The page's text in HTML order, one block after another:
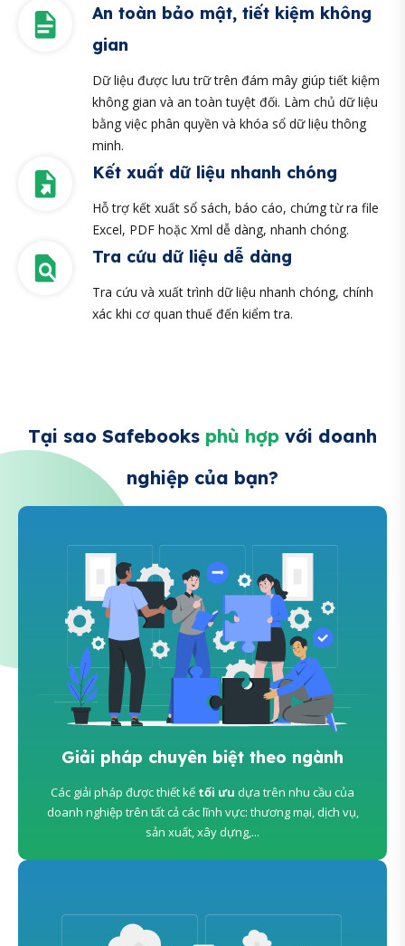
An toàn bảo mật, tiết kiệm không
gian
Dữ liệu được lưu trữ trên đám mây giúp tiết kiệm
không gian và an toàn tuyệt đối. Làm chủ dữ liệu
bằng việc phân quyền và khóa sổ dữ liệu thông
minh.
Kết xuất dữ liệu nhanh chóng
Hỗ trợ kết xuất sổ sách, báo cáo, chứng từ ra file
Excel, PDF hoặc Xml dễ dàng, nhanh chóng.
Tra cứu dữ liệu dễ dàng
Tra cứu và xuất trình dữ liệu nhanh chóng, chính
xác khi cơ quan thuế đến kiểm tra.
Tại sao Safebooks phù hợp với doanh
nghiệp của bạn?
Giải pháp chuyên biệt theo ngành
Các giải pháp được thiết kế tối ưu dựa trên nhu cầu của
doanh nghiệp trên tất cả các lĩnh vực: thương mại, dịch vụ,
sản xuất, xây dựng,...